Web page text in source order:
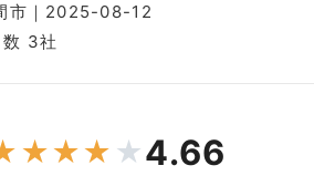
市｜2025-08-12
数 3社
★★★ ★4.66